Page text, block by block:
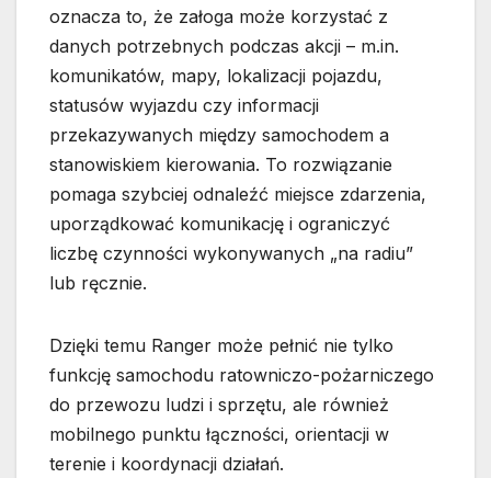
oznacza to, że załoga może korzystać z
danych potrzebnych podczas akcji – m.in.
komunikatów, mapy, lokalizacji pojazdu,
statusów wyjazdu czy informacji
przekazywanych między samochodem a
stanowiskiem kierowania. To rozwiązanie
pomaga szybciej odnaleźć miejsce zdarzenia,
uporządkować komunikację i ograniczyć
liczbę czynności wykonywanych „na radiu”
lub ręcznie.
Dzięki temu Ranger może pełnić nie tylko
funkcję samochodu ratowniczo-pożarniczego
do przewozu ludzi i sprzętu, ale również
mobilnego punktu łączności, orientacji w
terenie i koordynacji działań.